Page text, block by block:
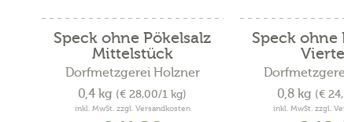
Speck ohne Pökelsalz
Mittelstück
Dorfmetzgerei Holzner
0,4 kg (€ 28,00/1 kg)
inkl. MwSt. zzgl. Versandkosten
Speck ohne
0,8 kg (€
inkl. MwSt. zzgl.